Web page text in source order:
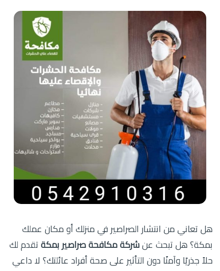
هل تعاني من انتشار الصراصير في منزلك أو مكان عملك
بمكة؟ هل تبحث عن شركة مكافحة صراصير بمكة تقدم لك
حلاً جذريًا وآمنًا دون التأثير على صحة أفراد عائلتك؟ لا داعي